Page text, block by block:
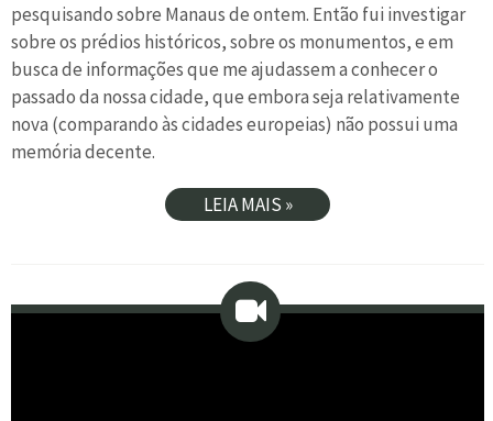
pesquisando sobre Manaus de ontem. Então fui investigar
sobre os prédios históricos, sobre os monumentos, e em
busca de informações que me ajudassem a conhecer o
passado da nossa cidade, que embora seja relativamente
nova (comparando às cidades europeias) não possui uma
memória decente.
LEIA MAIS »